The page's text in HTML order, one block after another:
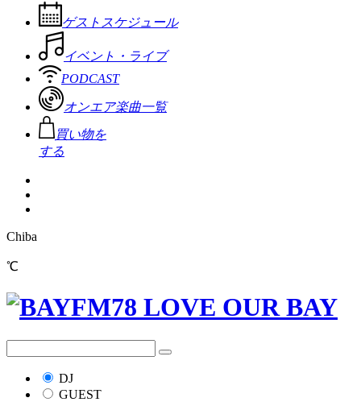
ゲストスケジュール
イベント・ライブ
PODCAST
オンエア楽曲一覧
買い物を
する
Chiba
℃
DJ
GUEST